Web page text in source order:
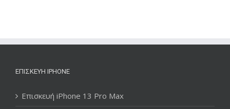
ΕΠΙΣΚΕΥΉ IPHONE
Επισκευή iPhone 13 Pro Max